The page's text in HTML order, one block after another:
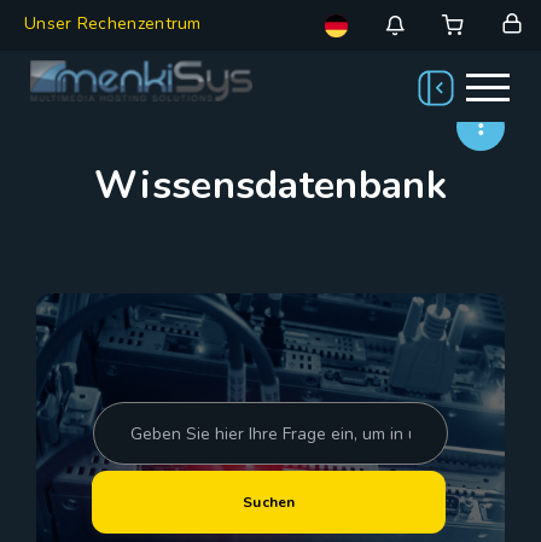
Unser Rechenzentrum
Wissensdatenbank